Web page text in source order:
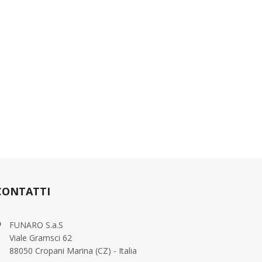
FUNARO S.a.S
Viale Gramsci 62
88050 Cropani Marina (CZ) - Italia